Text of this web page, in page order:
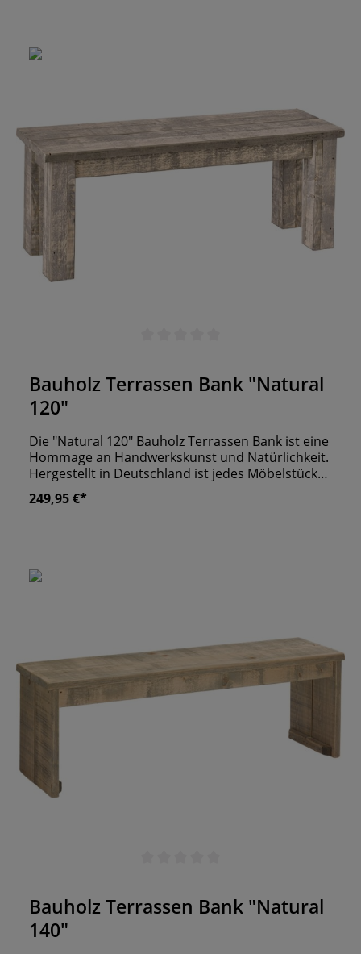
Bauholz Terrassen Bank "Natural
120"
Die "Natural 120" Bauholz Terrassen Bank ist eine
Hommage an Handwerkskunst und Natürlichkeit.
Hergestellt in Deutschland ist jedes Möbelstück
ein Unikat aus massivem Bauholz. Diese Bank
eignet sich perfekt für den Einsatz im In- und
entspannte Stunden im Freien zu verbringen.
Ohne Rückenlehne präsentiert sich die Bank in
Sie Qualität und Authentizität mit der "Natural
120" Bauholz Terrassen Bank für eine gemütliche
Gastronomieeinrichtung. Made in Germany Jedes
Möbelstück ist ein Unikat Gefertigt aus massivem
Bauholz, für den Einsatz im In- und Outdoor
249,95 €*
Bauholz Terrassen Bank "Natural
140"